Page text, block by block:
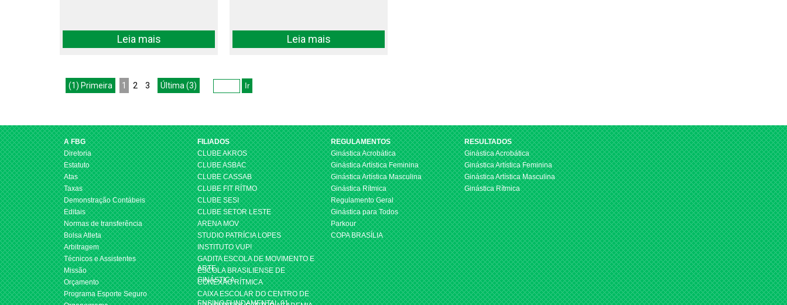
Leia mais Leia mais
(1) Primeira 1 2 3 Última (3)
A FBG
Diretoria
Estatuto
Atas
Taxas
Demonstração Contábeis
Editais
Normas de transferência
Bolsa Atleta
Arbitragem
Técnicos e Assistentes
Missão
Orçamento
Programa Esporte Seguro
FILIADOS
CLUBE AKROS
CLUBE ASBAC
CLUBE CASSAB
CLUBE FIT RÍTMO
CLUBE SESI
CLUBE SETOR LESTE
ARENA MOV
STUDIO PATRÍCIA LOPES
INSTITUTO VUP!
GADITA ESCOLA DE MOVIMENTO E
ARTE
ESCOLA BRASILIENSE DE
GINÁSTICA
CONEXÃO RÍTMICA
CAIXA ESCOLAR DO CENTRO DE
ENSINO FUNDAMENTAL 01
REGULAMENTOS
Ginástica Acrobática
Ginástica Artística Feminina
Ginástica Artística Masculina
Ginástica Rítmica
Regulamento Geral
Ginástica para Todos
Parkour
COPA BRASÍLIA
RESULTADOS
Ginástica Acrobática
Ginástica Artística Feminina
Ginástica Artística Masculina
Ginástica Rítmica